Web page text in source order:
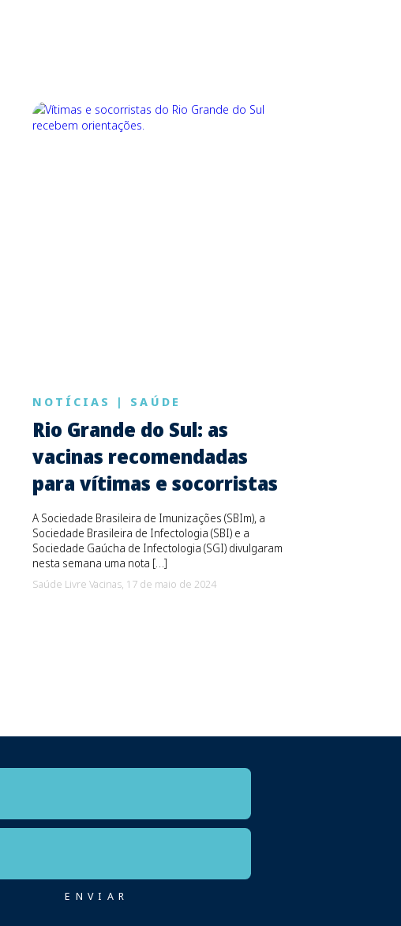
NOTÍCIAS | SAÚDE
Rio Grande do Sul: as
vacinas recomendadas
para vítimas e socorristas
A Sociedade Brasileira de Imunizações (SBIm), a
Sociedade Brasileira de Infectologia (SBI) e a
Sociedade Gaúcha de Infectologia (SGI) divulgaram
nesta semana uma nota […]
Saúde Livre Vacinas, 17 de maio de 2024